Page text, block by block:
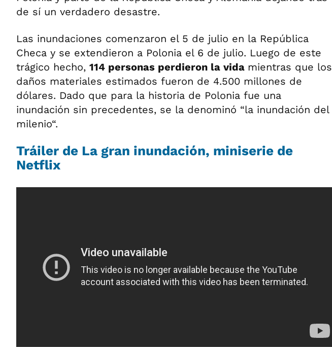
de sí un verdadero desastre.
Las inundaciones comenzaron el 5 de julio en la República
Checa y se extendieron a Polonia el 6 de julio. Luego de este
trágico hecho, 114 personas perdieron la vida mientras que los
daños materiales estimados fueron de 4.500 millones de
dólares. Dado que para la historia de Polonia fue una
inundación sin precedentes, se la denominó “la inundación del
milenio“.
Tráiler de La gran inundación, miniserie de
Netflix